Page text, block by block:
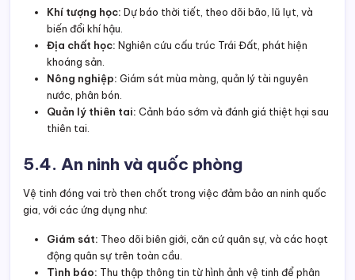
Khí tượng học: Dự báo thời tiết, theo dõi bão, lũ lụt, và
biến đổi khí hậu.
Địa chất học: Nghiên cứu cấu trúc Trái Đất, phát hiện
khoáng sản.
Nông nghiệp: Giám sát mùa màng, quản lý tài nguyên
nước, phân bón.
Quản lý thiên tai: Cảnh báo sớm và đánh giá thiệt hại sau
thiên tai.
5.4. An ninh và quốc phòng
Vệ tinh đóng vai trò then chốt trong việc đảm bảo an ninh quốc
gia, với các ứng dụng như:
Giám sát: Theo dõi biên giới, căn cứ quân sự, và các hoạt
động quân sự trên toàn cầu.
Tình báo: Thu thập thông tin từ hình ảnh vệ tinh để phân